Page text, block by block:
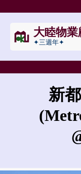
大睦物
✦三週年✦
新